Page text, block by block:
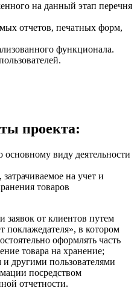
на данный этап перечня
отчетов, печатных форм,
функционала.
проекта:
основному виду деятельности
на учет и
товаров
заявок от клиентов путем
в котором
оформлять часть
товара на хранение;
другими пользователями
посредством
отчетности.